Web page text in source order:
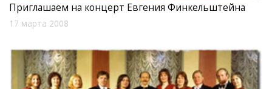
Приглашаем на концерт Евгения Финкельштейна
17 марта 2008